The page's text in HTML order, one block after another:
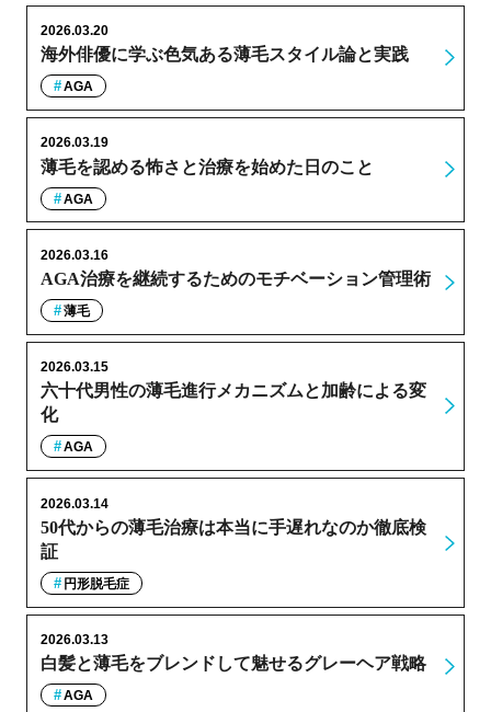
海外俳優に学ぶ色気ある薄毛スタイル論と実践
2026.03.20
AGA
薄毛を認める怖さと治療を始めた日のこと
2026.03.19
AGA
AGA治療を継続するためのモチベーション管理術
2026.03.16
薄毛
六十代男性の薄毛進行メカニズムと加齢による変
化
2026.03.15
AGA
50代からの薄毛治療は本当に手遅れなのか徹底検
証
2026.03.14
円形脱毛症
白髪と薄毛をブレンドして魅せるグレーヘア戦略
2026.03.13
AGA